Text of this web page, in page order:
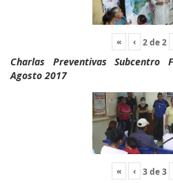
« ‹ 2de2
Charlas Preventivas
Agosto 2017
« ‹ 3de3